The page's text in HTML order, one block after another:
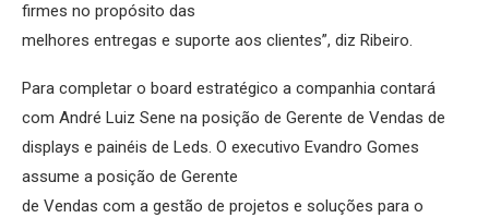
firmes no propósito das
melhores entregas e suporte aos clientes”, diz Ribeiro.
Para completar o board estratégico a companhia contará
com André Luiz Sene na posição de Gerente de Vendas de
displays e painéis de Leds. O executivo Evandro Gomes
assume a posição de Gerente
de Vendas com a gestão de projetos e soluções para o